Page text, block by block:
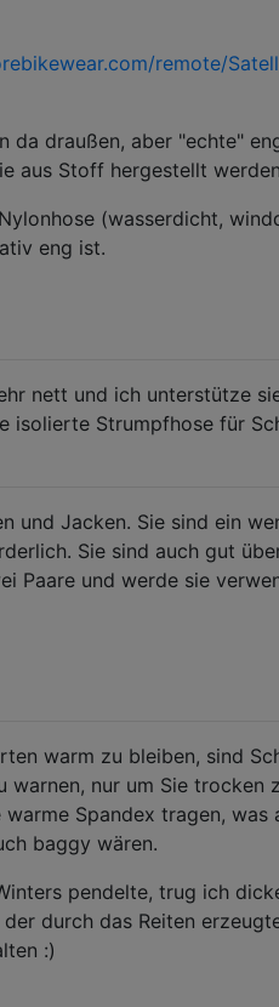
remote/
da draußen, aber "echte"
aus Stoff hergestellt
(wasserdicht,
eng ist.
nett und ich unterstütze
isolierte Strumpfhose für
und Jacken. Sie sind ein
Sie sind auch gut
Paare und werde sie
warm zu bleiben, sind
warnen, nur um Sie trocken
Spandex tragen,
baggy wären.
pendelte, trug ich
durch das Reiten
:)